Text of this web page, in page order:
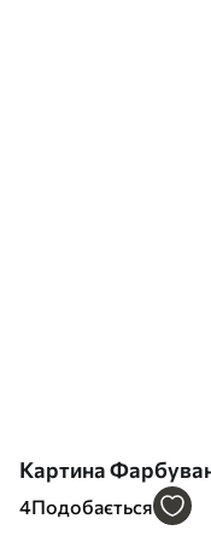
Картина
дерева Арт. s45116
4Подобається